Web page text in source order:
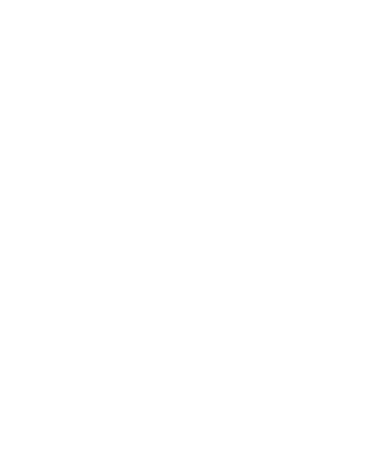
à la baisse des prix de
budgétaire reste
élevé, ce qui a conduit
excessif. Pour l’instant,
de limiter les risques. Le